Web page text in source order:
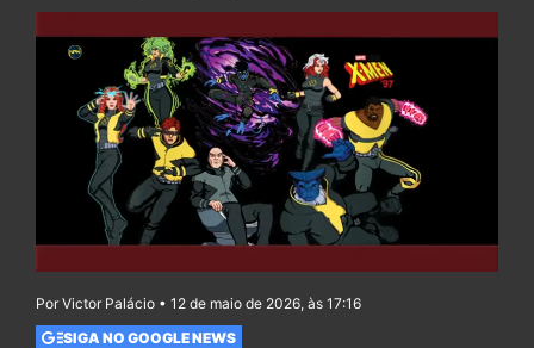
Por Victor Palácio • 12 de maio de 2026, às 17:16
SIGA NO GOOGLE NEWS